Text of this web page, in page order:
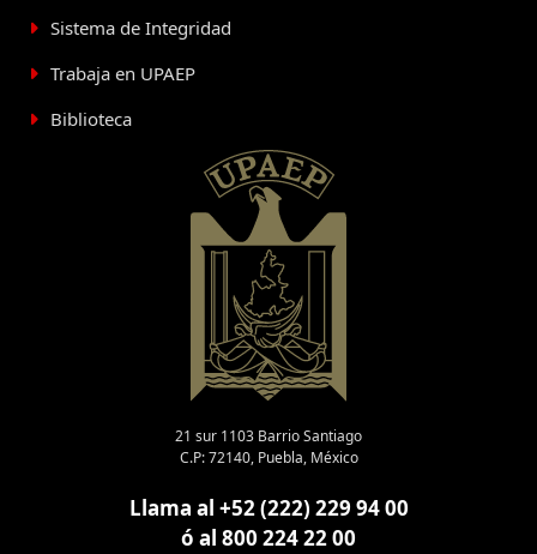
Sistema de Integridad
Trabaja en UPAEP
Biblioteca
21 sur 1103 Barrio Santiago
C.P: 72140, Puebla, México
Llama al +52 (222) 229 94 00
ó al 800 224 22 00